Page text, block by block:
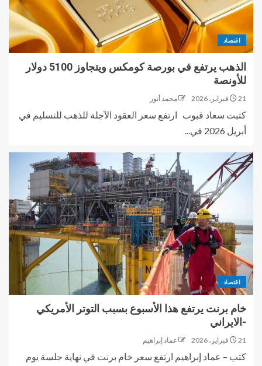
اقتصاد
الذهب يرتفع في بورصة كومكس ويتجاوز 5100 دولار
للأونصة
21 فبراير، 2026 محمد أنور
كتبت سعاد قبوب ارتفع سعر العقود الآجلة للذهب للتسليم في
أبريل 2026 في...
اقتصاد
خام برنت يرتفع هذا الأسبوع بسبب التوتر الأمريكي
-الايراني
21 فبراير، 2026 عماد إبراهيم
كتب – عماد إبراهيم ارتفع سعر خام برنت في نهاية جلسة يوم